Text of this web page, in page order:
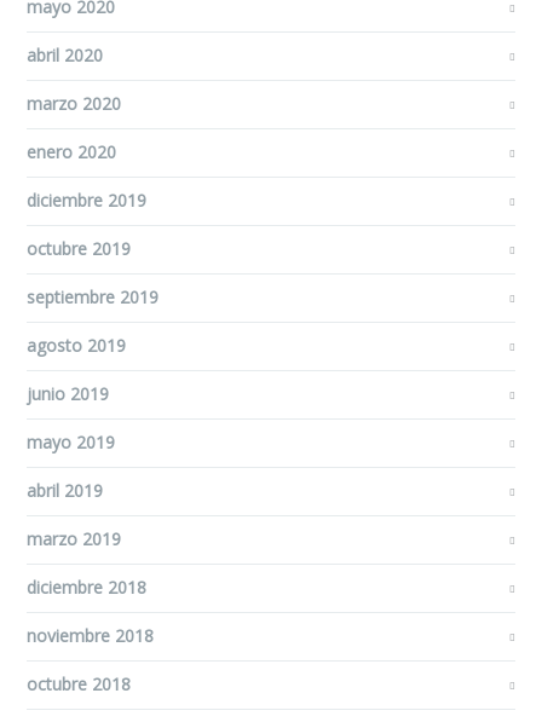
mayo 2020
abril 2020
marzo 2020
enero 2020
diciembre 2019
octubre 2019
septiembre 2019
agosto 2019
junio 2019
mayo 2019
abril 2019
marzo 2019
diciembre 2018
noviembre 2018
octubre 2018